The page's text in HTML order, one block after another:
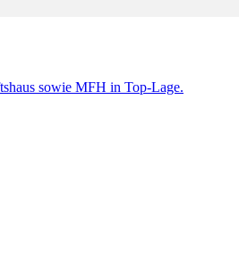
sowie MFH in Top-Lage.